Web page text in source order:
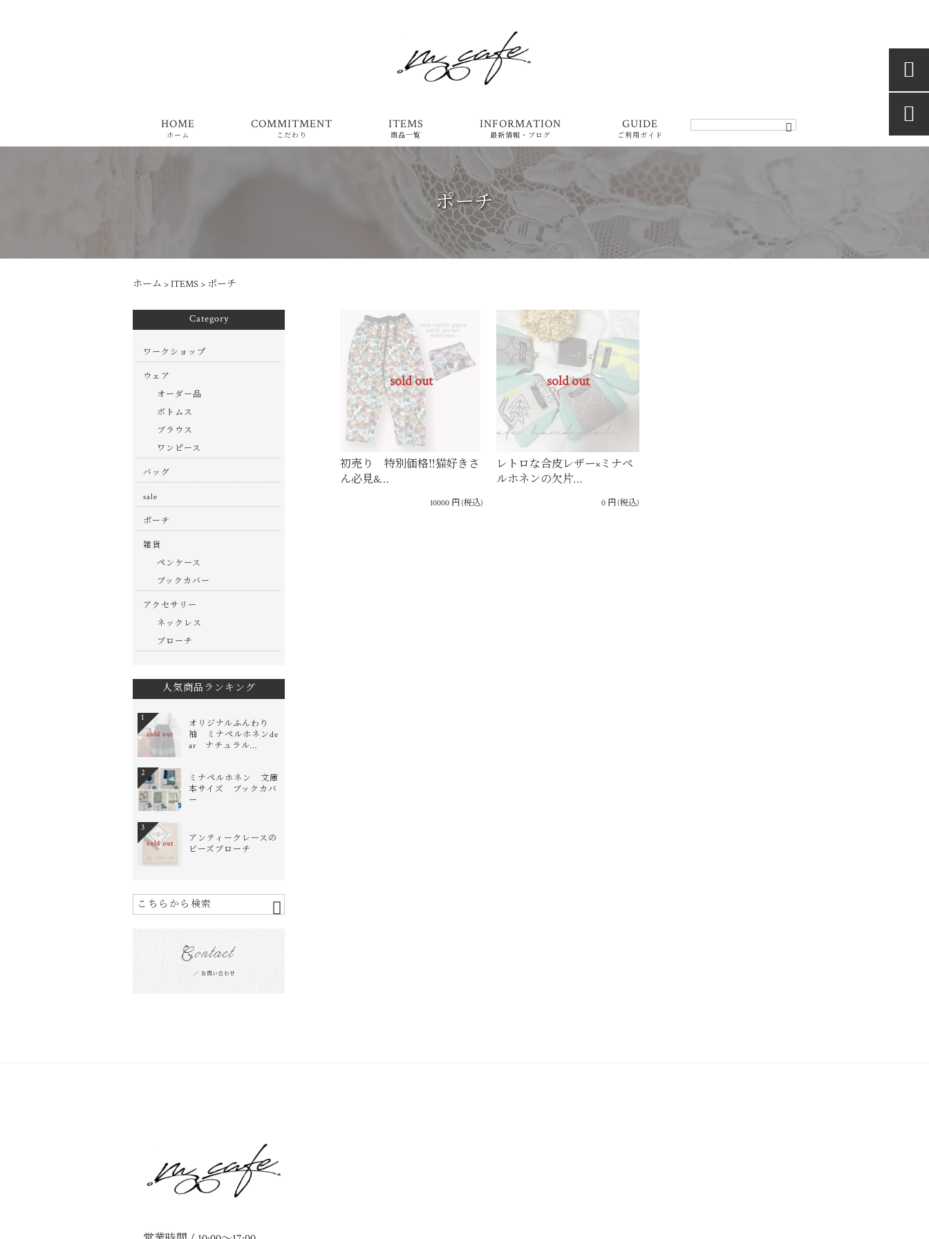
HOME
ホーム
COMMITMENT
こだわり
ITEMS
商品一覧
INFORMATION
最新情報・ブログ
GUIDE
ご利用ガイド
ポーチ
ホーム >ITEMS > ポーチ
sold out
初売り 特別価格‼猫好きさ
ん必見&…
10000 円(税込)
sold out
レトロな合皮レザー×ミナペ
ルホネンの欠片…
0 円(税込)
Category
ワークショップ
ウェア
オーダー品
ボトムス
ブラウス
ワンピース
バッグ
sale
ポーチ
雑貨
ペンケース
ブックカバー
アクセサリー
ネックレス
ブローチ
人気商品ランキング
sold out
オリジナルふんわり
袖 ミナペルホネンde
ar ナチュラル…
1
ミナペルホネン 文庫
本サイズ ブックカバ
ー
2
sold out
アンティークレースの
ビーズブローチ
3

